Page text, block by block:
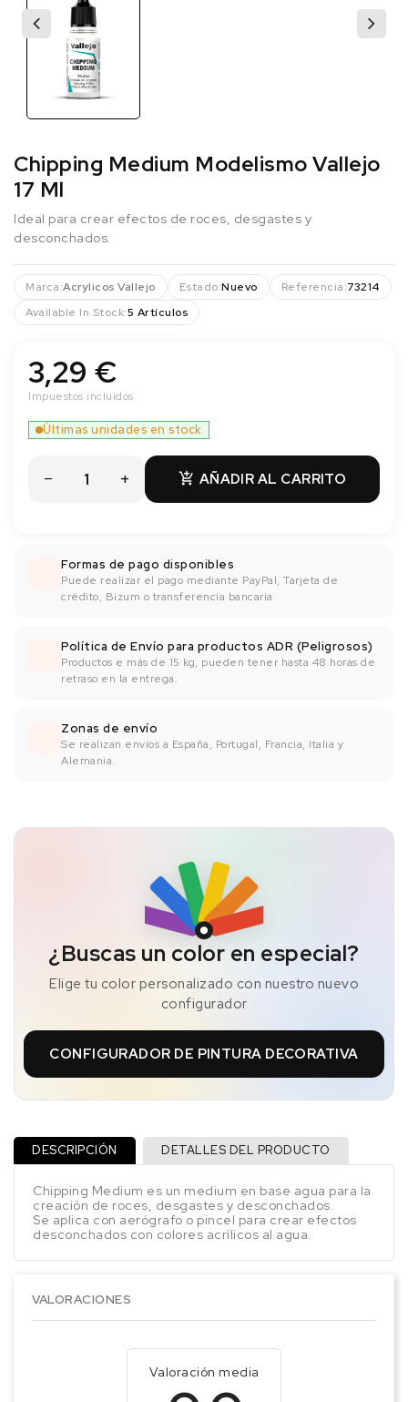
Chipping Medium Modelismo Vallejo
17 Ml
Ideal para crear efectos de roces, desgastes y
desconchados.
Marca:Acrylicos Vallejo Estado:Nuevo Referencia:73214
Available In Stock:5 Artículos
3,29 €
Impuestos incluidos
 AÑADIR AL CARRITO
Últimas unidades en stock
Formas de pago disponibles
Puede realizar el pago mediante PayPal, Tarjeta de
crédito, Bizum o transferencia bancaría.
Política de Envío para productos ADR (Peligrosos)
Productos e más de 15 kg, pueden tener hasta 48 horas de
retraso en la entrega.
Zonas de envío
Se realizan envíos a España, Portugal, Francia, Italia y
Alemania.
¿Buscas un color en especial?
Elige tu color personalizado con nuestro nuevo
configurador
CONFIGURADOR DE PINTURA DECORATIVA
DESCRIPCIÓN DETALLES DEL PRODUCTO
Chipping Medium es un medium en base agua para la
creación de roces, desgastes y desconchados.
Se aplica con aerógrafo o pincel para crear efectos
desconchados con colores acrílicos al agua.
VALORACIONES
Valoración media